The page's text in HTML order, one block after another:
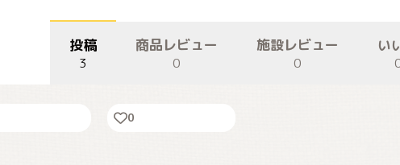
投稿
3
商品レビュー
0
施設レビュー
0
い
ふくろうさんとパシ
0